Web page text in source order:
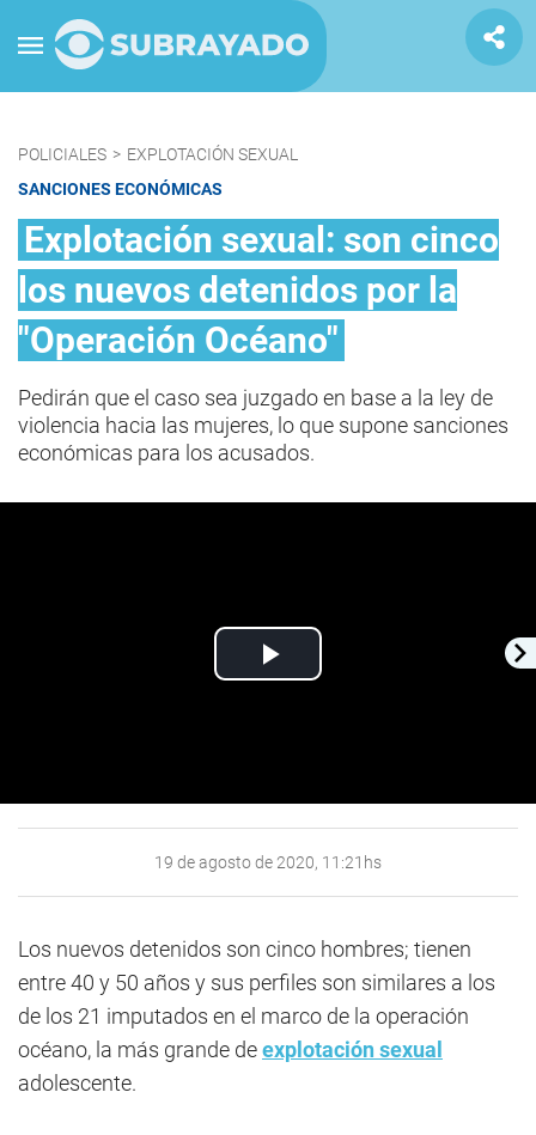
POLICIALES > EXPLOTACIÓN SEXUAL
SANCIONES ECONÓMICAS
Explotación sexual: son cinco
los nuevos detenidos por la
"Operación Océano"
Pedirán que el caso sea juzgado en base a la ley de
violencia hacia las mujeres, lo que supone sanciones
económicas para los acusados.
Play
19 de agosto de 2020, 11:21hs
Los nuevos detenidos son cinco hombres; tienen
entre 40 y 50 años y sus perfiles son similares a los
de los 21 imputados en el marco de la operación
océano, la más grande deexplotación sexual
adolescente.